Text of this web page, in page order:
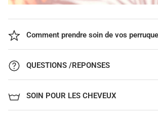
Comment prendre soin de vos
QUESTIONS /REPONSES
SOIN POUR LES CHEVEUX